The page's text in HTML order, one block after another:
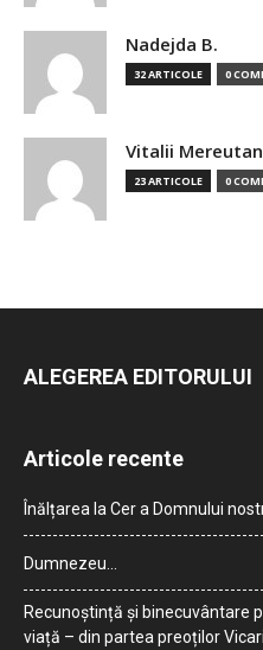
Nadejda B.
32 ARTICOLE 0
Vitalii
23 ARTICOLE 0
ALEGEREA EDITORULUI
Articole recente
Înălțarea la Cer a Domnului
Dumnezeu…
Recunoștință și binecuvântare
viață – din partea preoților